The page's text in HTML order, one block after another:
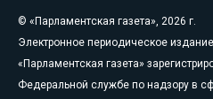
© «Парламентская газета», 2026 г.
Электронное периодическое издание
«Парламентская газета»
Федеральной службе по надзору в